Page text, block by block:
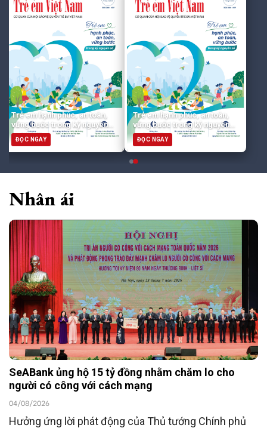
Trẻ em hạnh phúc, an toàn,
vững bước trong kỷ nguyên
số
ĐỌC NGAY
Trẻ em hạnh phúc, an toàn,
vững bước trong kỷ nguyên
số
ĐỌC NGAY
Nhân ái
SeABank ủng hộ 15 tỷ đồng nhằm chăm lo cho
người có công với cách mạng
04/08/2026
Hưởng ứng lời phát động của Thủ tướng Chính phủ